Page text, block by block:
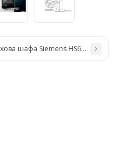
шафа Siemens HS658GXS1